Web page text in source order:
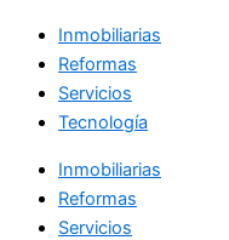
Inmobiliarias
Reformas
Servicios
Tecnología
Inmobiliarias
Reformas
Servicios